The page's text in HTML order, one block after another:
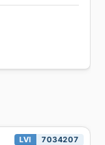
LVI 7034207